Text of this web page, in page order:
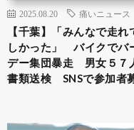
2025.08.20 痛いニュース
【千葉】「みんなで走れ
しかった」 バイクでバ
デー集団暴走 男女５７
書類送検 SNSで参加者